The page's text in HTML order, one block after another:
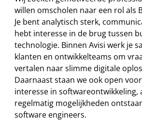
willen omscholen naar een rol als
Je bent analytisch sterk,
hebt interesse in de brug tussen
technologie. Binnen Avisi werk je
klanten en ontwikkelteams om
vertalen naar slimme digitale
Daarnaast staan we ook open
interesse in softwareontwikkeling,
regelmatig mogelijkheden
software engineers.